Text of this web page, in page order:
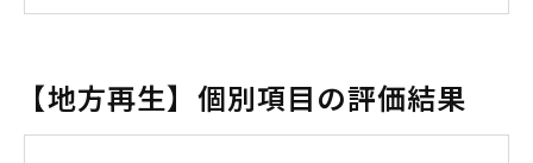
【地方再生】個別項目の評価結果